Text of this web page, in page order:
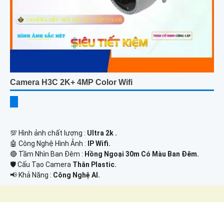
Camera H3C 2K+ 4MP Color Wifi
💯 Hình ảnh chất lượng : Ultra 2k .
🤖️ Công Nghệ Hình Ảnh :
IP Wifi.
🔴 Tầm Nhìn Ban Đêm : Hồng Ngoại 30m Có Màu Ban Ðêm.
🛡 Cấu Tạo Camera Thân Plastic.
️📢 Khả Năng : Công Nghệ AI.